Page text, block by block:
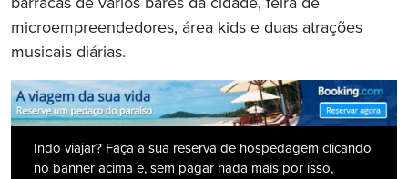
barracas de vários bares da cidade, feira de
microempreendedores, área kids e duas atrações
musicais diárias.
Indo viajar? Faça a sua reserva de hospedagem clicando
no banner acima e, sem pagar nada mais por isso,